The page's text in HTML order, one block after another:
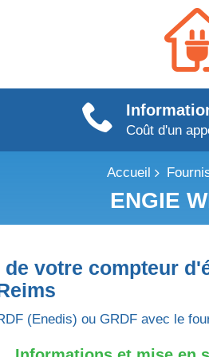
Coût d'un
Accueil
ENGIE
de votre compteur
(Enedis) ou GRDF avec le